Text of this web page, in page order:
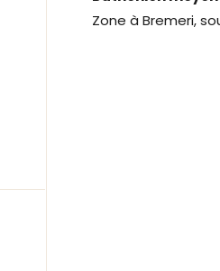
Zone à Bremeri,